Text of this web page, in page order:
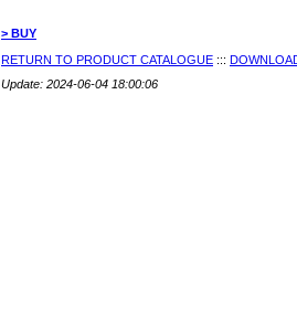
> BUY
RETURN TO PRODUCT CATALOGUE :::
Update: 2024-06-04 18:00:06